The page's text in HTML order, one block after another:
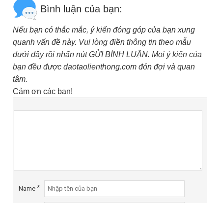
Bình luận của bạn:
Nếu bạn có thắc mắc, ý kiến đóng góp của bạn xung
quanh vấn đề này. Vui lòng điền thông tin theo mẫu
dưới đây rồi nhấn nút GỬI BÌNH LUẬN. Mọi ý kiến của
bạn đều được daotaolienthong.com đón đợi và quan
tâm.
Cảm ơn các bạn!
Name *